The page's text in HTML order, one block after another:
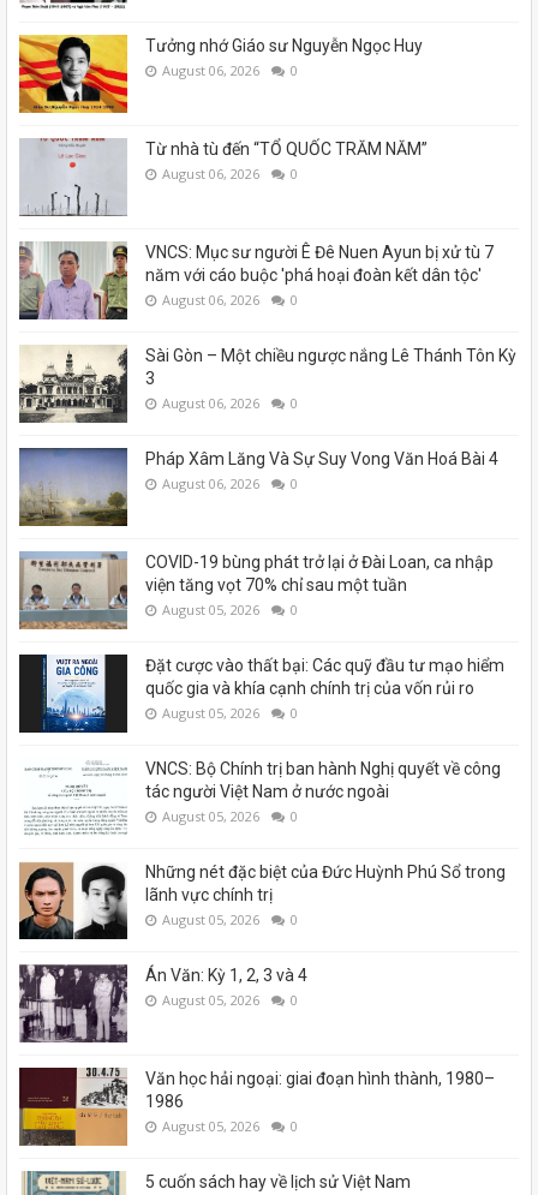
Tưởng nhớ Giáo sư Nguyễn Ngọc Huy
August 06, 2026 0
Từ nhà tù đến “TỔ QUỐC TRĂM NĂM”
August 06, 2026 0
VNCS: Mục sư người Ê Đê Nuen Ayun bị xử tù 7
năm với cáo buộc 'phá hoại đoàn kết dân tộc'
August 06, 2026 0
Sài Gòn – Một chiều ngược nắng Lê Thánh Tôn Kỳ
3
August 06, 2026 0
Pháp Xâm Lăng Và Sự Suy Vong Văn Hoá Bài 4
August 06, 2026 0
COVID-19 bùng phát trở lại ở Đài Loan, ca nhập
viện tăng vọt 70% chỉ sau một tuần
August 05, 2026 0
Đặt cược vào thất bại: Các quỹ đầu tư mạo hiểm
quốc gia và khía cạnh chính trị của vốn rủi ro
August 05, 2026 0
VNCS: Bộ Chính trị ban hành Nghị quyết về công
tác người Việt Nam ở nước ngoài
August 05, 2026 0
Những nét đặc biệt của Đức Huỳnh Phú Sổ trong
lãnh vực chính trị
August 05, 2026 0
Án Văn: Kỳ 1, 2, 3 và 4
August 05, 2026 0
Văn học hải ngoại: giai đoạn hình thành, 1980–
1986
August 05, 2026 0
5 cuốn sách hay về lịch sử Việt Nam